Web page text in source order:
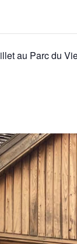
au Parc du